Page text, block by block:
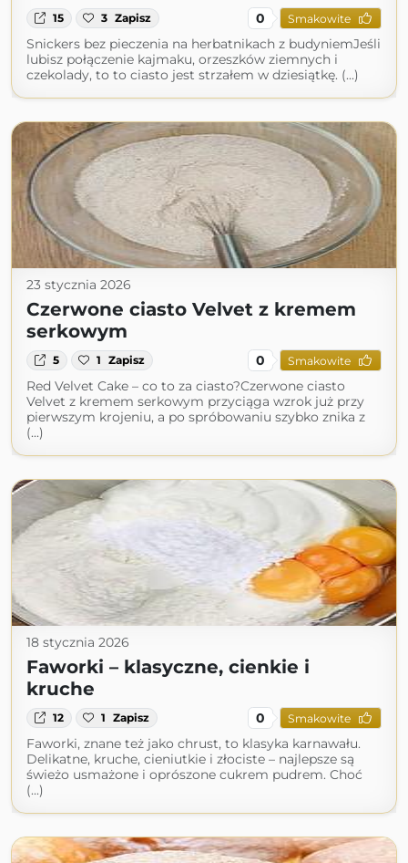
15 3 Zapisz 0 Smakowite
Snickers bez pieczenia na herbatnikach z budyniemJeśli
lubisz połączenie kajmaku, orzeszków ziemnych i
czekolady, to to ciasto jest strzałem w dziesiątkę. (...)
23 stycznia 2026
Czerwone ciasto Velvet z kremem
serkowym
5 1 Zapisz 0 Smakowite
Red Velvet Cake – co to za ciasto?Czerwone ciasto
Velvet z kremem serkowym przyciąga wzrok już przy
pierwszym krojeniu, a po spróbowaniu szybko znika z
(...)
18 stycznia 2026
Faworki – klasyczne, cienkie i
kruche
12 1 Zapisz 0 Smakowite
Faworki, znane też jako chrust, to klasyka karnawału.
Delikatne, kruche, cieniutkie i złociste – najlepsze są
świeżo usmażone i oprószone cukrem pudrem. Choć
(...)